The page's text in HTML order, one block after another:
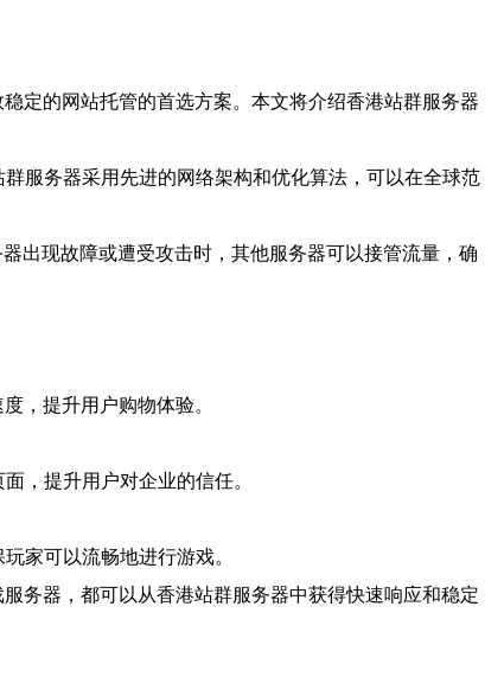
定的网站托管的首选方案。本文将介绍香港站群服务器
服务器采用先进的网络架构和优化算法，可以在全球范
出现故障或遭受攻击时，其他服务器可以接管流量，确
，提升用户购物体验。
，提升用户对企业的信任。
家可以流畅地进行游戏。
务器，都可以从香港站群服务器中获得快速响应和稳定